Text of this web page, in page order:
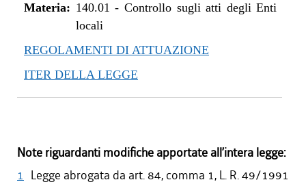
Materia: 140.01 - Controllo sugli atti degli Enti
locali
REGOLAMENTI DI ATTUAZIONE
ITER DELLA LEGGE
Note riguardanti modifiche apportate all’intera legge:
1 Legge abrogata da art. 84, comma 1, L. R. 49/1991